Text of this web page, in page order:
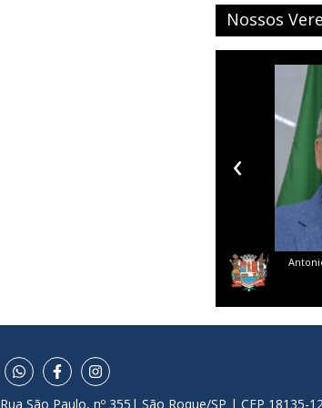
Nossos
‹
Rua São Paulo, nº 355| São Roque/SP | CEP 18135-